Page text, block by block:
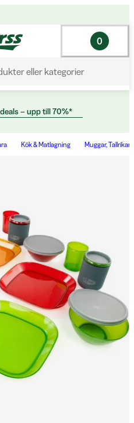
eller kategorier
0
– upp till 70%*
Kök & Matlagning Muggar, Tallrikar